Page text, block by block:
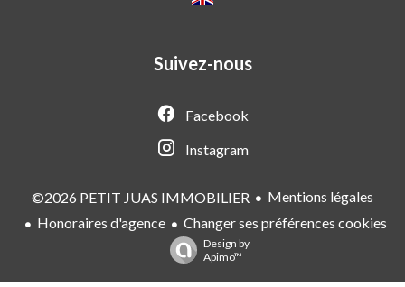
Suivez-nous
Facebook
Instagram
©2026 PETIT JUAS IMMOBILIER
Mentions légales
Honoraires d'agence
Changer ses préférences cookies
Design by
Apimo™